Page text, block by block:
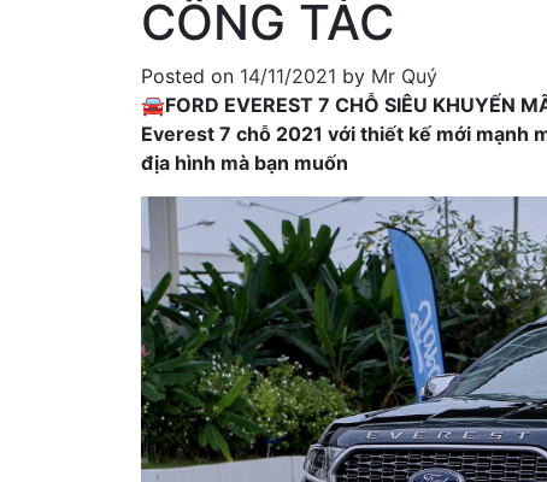
CÔNG TÁC
Posted on 14/11/2021 by Mr Quý
🚘FORD EVEREST 7 CHỖ SIÊU KHUYẾN
Everest 7 chỗ 2021 với thiết kế mới mạnh
địa hình mà bạn muốn